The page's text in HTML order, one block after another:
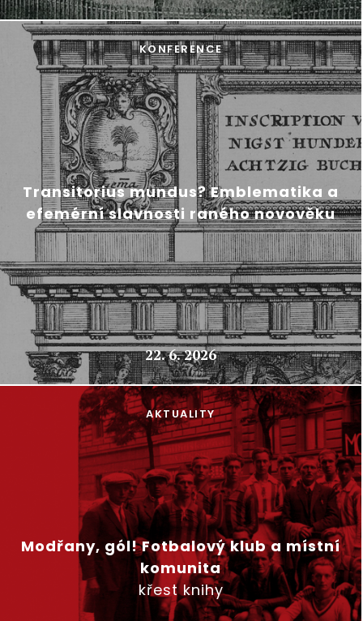
Transitorius mundus? Emblematika a
efemérní slavnosti raného novověku
KONFERENCE
22. 6. 2026
Modřany, gól! Fotbalový klub a místní
komunita
křest knihy
AKTUALITY